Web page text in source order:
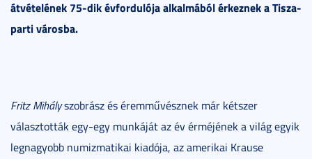
átvételének 75-dik évfordulója alkalmából érkeznek a Tisza-
parti városba.
Fritz Mihályszobrász és éremművésznek már kétszer
választották egy-egy munkáját az év érméjének a világ egyik
legnagyobb numizmatikai kiadója, az amerikai Krause